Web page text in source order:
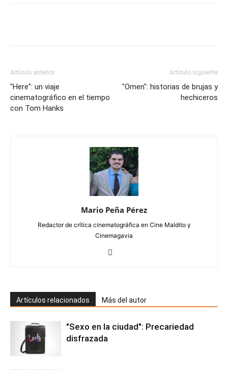
Artículo anterior
"Here": un viaje
cinematográfico en el tiempo
con Tom Hanks
Artículo siguiente
"Omen": historias de brujas y
hechiceros
Mario Peña Pérez
Redactor de crítica cinematográfica en Cine Maldito y
Cinemagavia
Artículos relacionados Más del autor
"Sexo en la ciudad": Precariedad
disfrazada